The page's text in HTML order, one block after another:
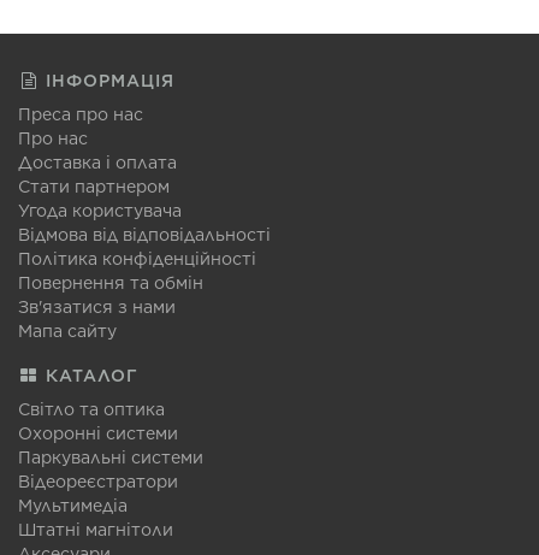
ІНФОРМАЦІЯ
Преса про нас
Про нас
Доставка і оплата
Стати партнером
Угода користувача
Відмова від відповідальності
Політика конфіденційності
Повернення та обмін
Зв'язатися з нами
Мапа сайту
КАТАЛОГ
Світло та оптика
Охоронні системи
Паркувальні системи
Відеореєстратори
Мультимедіа
Штатні магнітоли